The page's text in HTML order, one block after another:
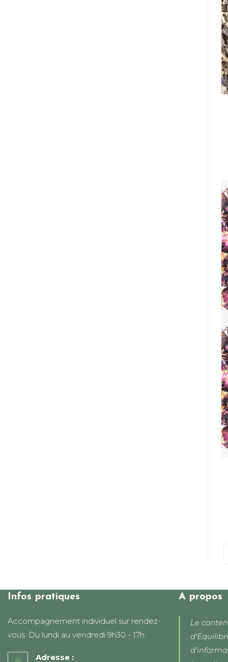
Infos pratiques
Accompagnement individuel sur rendez-
vous. Du lundi au vendredi 9h30 - 17h
Adresse :
A propos
Le